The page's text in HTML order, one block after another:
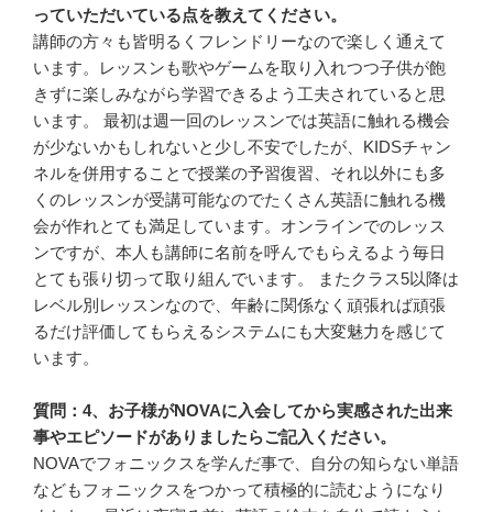
っていただいている点を教えてください。
講師の方々も皆明るくフレンドリーなので楽しく通えて
います。レッスンも歌やゲームを取り入れつつ子供が飽
きずに楽しみながら学習できるよう工夫されていると思
います。 最初は週一回のレッスンでは英語に触れる機会
が少ないかもしれないと少し不安でしたが、KIDSチャン
ネルを併用することで授業の予習復習、それ以外にも多
くのレッスンが受講可能なのでたくさん英語に触れる機
会が作れとても満足しています。オンラインでのレッス
ンですが、本人も講師に名前を呼んでもらえるよう毎日
とても張り切って取り組んでいます。 またクラス5以降は
レベル別レッスンなので、年齢に関係なく頑張れば頑張
るだけ評価してもらえるシステムにも大変魅力を感じて
います。
質問：4、お子様がNOVAに入会してから実感された出来
事やエピソードがありましたらご記入ください。
NOVAでフォニックスを学んだ事で、自分の知らない単語
などもフォニックスをつかって積極的に読むようになり